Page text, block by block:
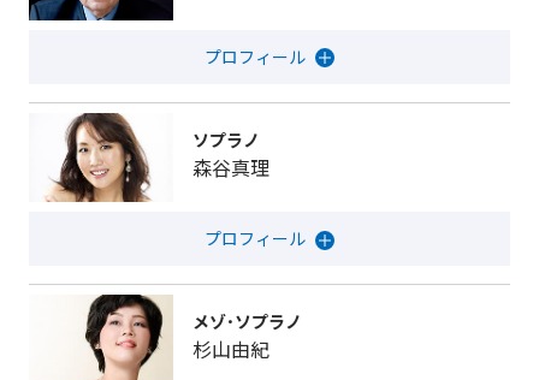
ソプラノ
森谷真理
メゾ･ソプラノ
杉山由紀